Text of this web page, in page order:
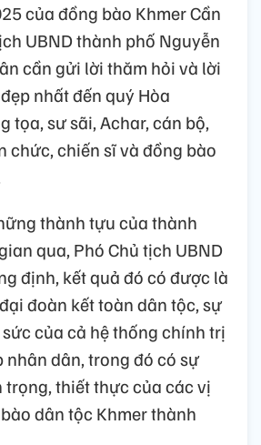
của đồng bào Khmer Cần
UBND thành phố Nguyễn
cần gửi lời thăm hỏi và lời
nhất đến quý Hòa
tọa, sư sãi, Achar, cán bộ,
chức, chiến sĩ và đồng bào
thành tựu của thành
qua, Phó Chủ tịch UBND
định, kết quả đó có được là
đoàn kết toàn dân tộc, sự
của cả hệ thống chính trị
nhân dân, trong đó có sự
trọng, thiết thực của các vị
dân tộc Khmer thành